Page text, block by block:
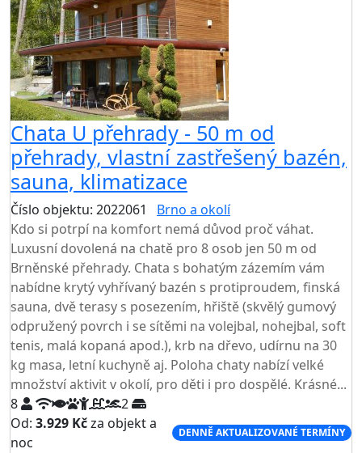
Chata U přehrady - 50 m od
přehrady, vlastní zastřešený bazén,
sauna, klimatizace
Číslo objektu: 2022061
Brno a okolí
Kdo si potrpí na komfort nemá důvod proč váhat.
Luxusní dovolená na chatě pro 8 osob jen 50 m od
Brněnské přehrady. Chata s bohatým zázemím vám
nabídne krytý vyhřívaný bazén s protiproudem, finská
sauna, dvě terasy s posezením, hřiště (skvělý gumový
odpružený povrch i se sítěmi na volejbal, nohejbal, soft
tenis, malá kopaná apod.), krb na dřevo, udírnu na 30
kg masa, letní kuchyně aj. Poloha chaty nabízí velké
množství aktivit v okolí, pro děti i pro dospělé. Krásné...
8
2
Od: 3.929 Kčza objekt a
noc
DENNĚ AKTUALIZOVANÉ TERMÍNY